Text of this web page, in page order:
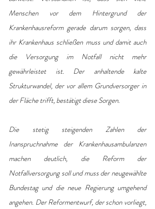
Menschen vor dem Hintergrund der
Krankenhausreform gerade darum sorgen, dass
ihr Krankenhaus schließen muss und damit auch
die Versorgung im Notfall nicht mehr
gewährleistet ist. Der anhaltende kalte
Strukturwandel, der vor allem Grundversorger in
der Fläche trifft, bestätigt diese Sorgen.
Die stetig steigenden Zahlen der
Inanspruchnahme der Krankenhausambulanzen
machen deutlich, die Reform der
Notfallversorgung soll und muss der neugewählte
Bundestag und die neue Regierung umgehend
angehen. Der Reformentwurf, der schon vorliegt,